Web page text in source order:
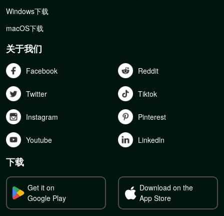
Windows下载
macOS下载
关于我们
Facebook Reddit
Twitter Tiktok
Instagram Pinterest
Youtube Linkedln
下载
Get it on
Google Play
Download on the
App Store